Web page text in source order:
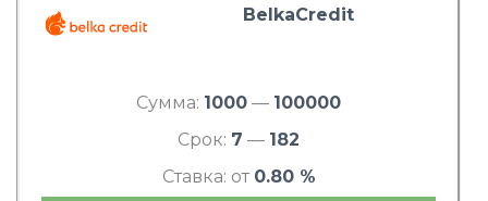
BelkaCredit
Сумма: 1000 — 100000
Срок: 7 — 182
Ставка: от 0.80 %